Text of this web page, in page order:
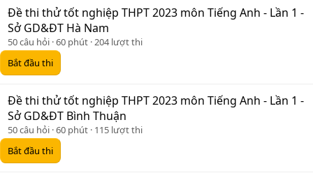
Đề thi thử tốt nghiệp THPT 2023 môn Tiếng Anh - Lần 1 -
Sở GD&ĐT Hà Nam
50 câu hỏi 60 phút 204 lượt thi
Bắt đầu thi
Đề thi thử tốt nghiệp THPT 2023 môn Tiếng Anh - Lần 1 -
Sở GD&ĐT Bình Thuận
50 câu hỏi 60 phút 115 lượt thi
Bắt đầu thi